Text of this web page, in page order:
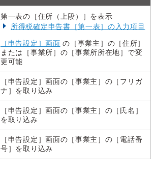
第一表の［住所（上段）］を表示
所得税確定申告書［第一表］の入力項目
［申告設定］画面 の［事業主］の［住所］
または［事業所］の［事業所所在地］で変
更可能
［申告設定］画面の［事業主］の［フリガ
ナ］を取り込み
［申告設定］画面の［事業主］の［氏名］
を取り込み
［申告設定］画面の［事業主］の［電話番
号］を取り込み